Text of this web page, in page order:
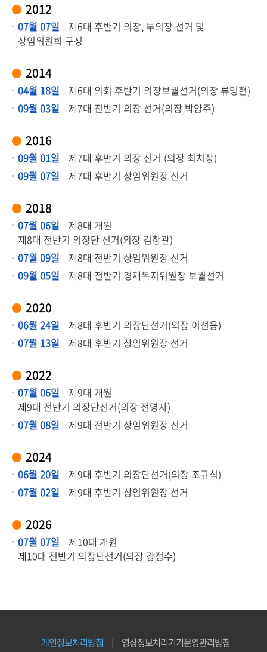
2012
07월 07일
제6대 후반기 의장, 부의장 선거 및
상임위원회 구성
2014
04월 18일
제6대 의회 후반기 의장보궐선거(의장 류명현)
09월 03일
제7대 전반기 의장 선거(의장 박양주)
2016
09월 01일
제7대 후반기 의장 선거 (의장 최치상)
09월 07일
제7대 후반기 상임위원장 선거
2018
07월 06일
제8대 개원
제8대 전반기 의장단 선거(의장 김창관)
07월 09일
제8대 전반기 상임위원장 선거
09월 05일
제8대 전반기 경제복지위원장 보궐선거
2020
06월 24일
제8대 후반기 의장단선거(의장 이선용)
07월 13일
제8대 후반기 상임위원장 선거
2022
07월 06일
제9대 개원
제9대 전반기 의장단선거(의장 전명자)
07월 08일
제9대 전반기 상임위원장 선거
2024
06월 20일
제9대 후반기 의장단선거(의장 조규식)
07월 02일
제9대 후반기 상임위원장 선거
2026
07월 07일
제10대 개원
제10대 전반기 의장단선거(의장 강정수)
개인정보처리방침 영상정보처리기기운영관리방침